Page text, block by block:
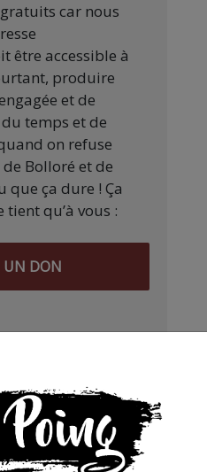
car nous
être accessible à
produire
et de
temps et de
on refuse
Bolloré et de
que ça dure ! Ça
qu’à vous :
UN DON